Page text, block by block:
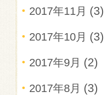
2017年11月 (3)
2017年10月 (3)
2017年9月 (2)
2017年8月 (3)